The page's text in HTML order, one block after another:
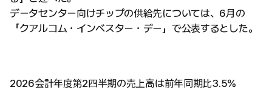
データセンター向けチップの供給先については、6月の
「クアルコム・インベスター・デー」で公表するとした。
2026会計年度第2四半期の売上高は前年同期比3.5%